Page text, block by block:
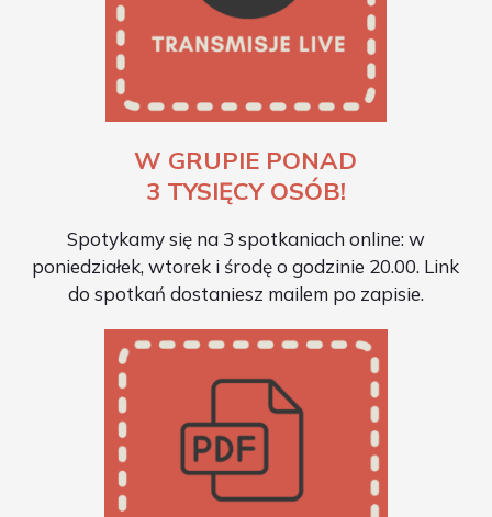
W GRUPIE PONAD
3 TYSIĘCY OSÓB!
Spotykamy się na 3 spotkaniach online: w
poniedziałek, wtorek i środę o godzinie 20.00. Link
do spotkań dostaniesz mailem po zapisie.